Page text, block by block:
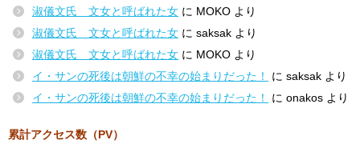
淑儀文氏 文女と呼ばれた女 に MOKO より
淑儀文氏 文女と呼ばれた女 に saksak より
淑儀文氏 文女と呼ばれた女 に MOKO より
イ・サンの死後は朝鮮の不幸の始まりだった！
に saksak より
イ・サンの死後は朝鮮の不幸の始まりだった！
に onakos より
累計アクセス数（PV）